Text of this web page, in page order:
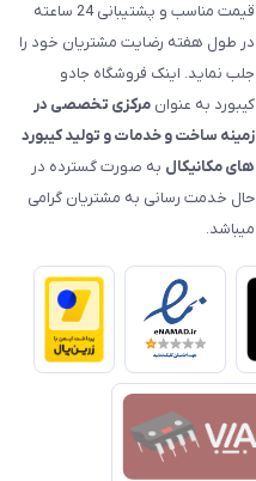
قیمت‌ مناسب و پشتیبانی 24 ساعته
در طول هفته رضایت مشتریان خود را
جلب نماید. اینک فروشگاه جادو
کیبورد به عنوان مرکزی تخصصی در
زمینه ساخت و خدمات و تولید کیبورد
های مکانیکال به صورت گسترده در
حال خدمت رسانی به مشتریان گرامی
میباشد.